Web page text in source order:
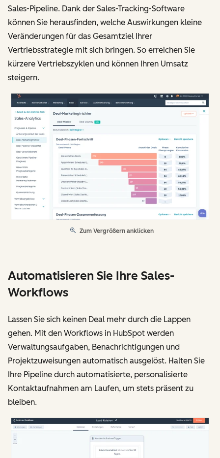
Sales-Pipeline. Dank der Sales-Tracking-Software
können Sie herausfinden, welche Auswirkungen kleine
Veränderungen für das Gesamtziel Ihrer
Vertriebsstrategie mit sich bringen. So erreichen Sie
kürzere Vertriebszyklen und können Ihren Umsatz
steigern.
Zum Vergrößern anklicken
Automatisieren Sie Ihre Sales-
Workflows
Lassen Sie sich keinen Deal mehr durch die Lappen
gehen. Mit den Workflows in HubSpot werden
Verwaltungsaufgaben, Benachrichtigungen und
Projektzuweisungen automatisch ausgelöst. Halten Sie
Ihre Pipeline durch automatisierte, personalisierte
Kontaktaufnahmen am Laufen, um stets präsent zu
bleiben.